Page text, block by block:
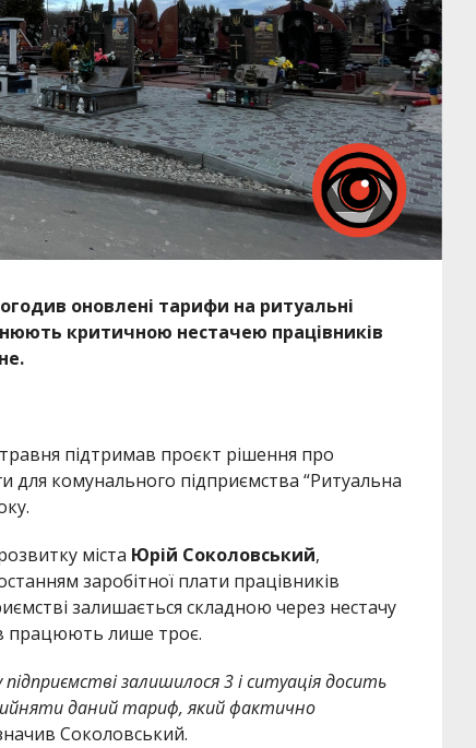
оновлені тарифи на ритуальні
критичною нестачею працівників
підтримав проєкт рішення про
для комунального підприємства “Ритуальна
міста Юрій Соколовський,
заробітної плати працівників
залишається складною через нестачу
працюють лише троє.
залишилося 3 і ситуація досить
даний тариф, який фактично
Соколовський.